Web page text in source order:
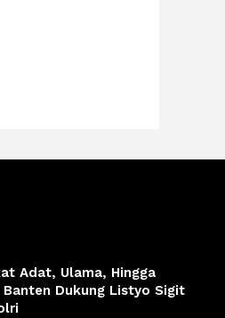
Adat, Ulama, Hingga
Banten Dukung Listyo Sigit